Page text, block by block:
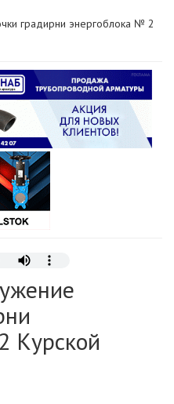
градирни энергоблока № 2
Курской